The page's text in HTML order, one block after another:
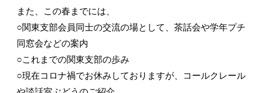
また、この春までには、
○関東支部会員同士の交流の場として、茶話会や学年プチ
同窓会などの案内
○これまでの関東支部の歩み
○現在コロナ禍でお休みしておりますが、コールクレール